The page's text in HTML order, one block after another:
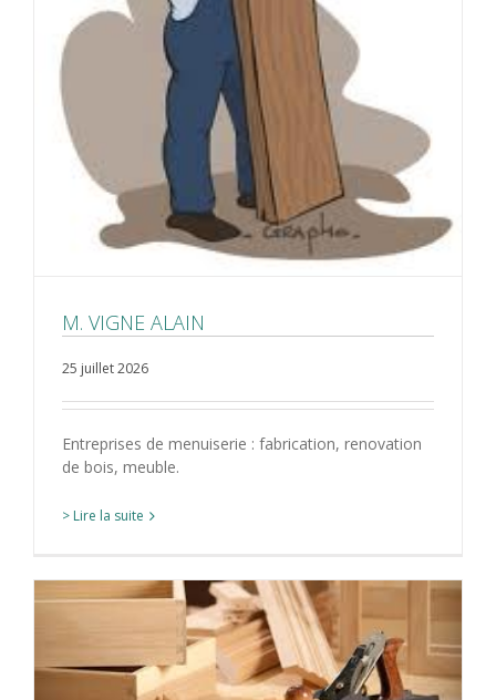
M. VIGNE ALAIN
25 juillet 2026
Entreprises de menuiserie : fabrication, renovation
de bois, meuble.
> Lire la suite